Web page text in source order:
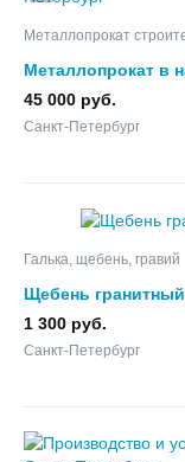
Металлопрокат
Металлопрокат в
45 000 руб.
Санкт-Петербург
Галька, щебень, гравий
Щебень
1 300 руб.
Санкт-Петербург